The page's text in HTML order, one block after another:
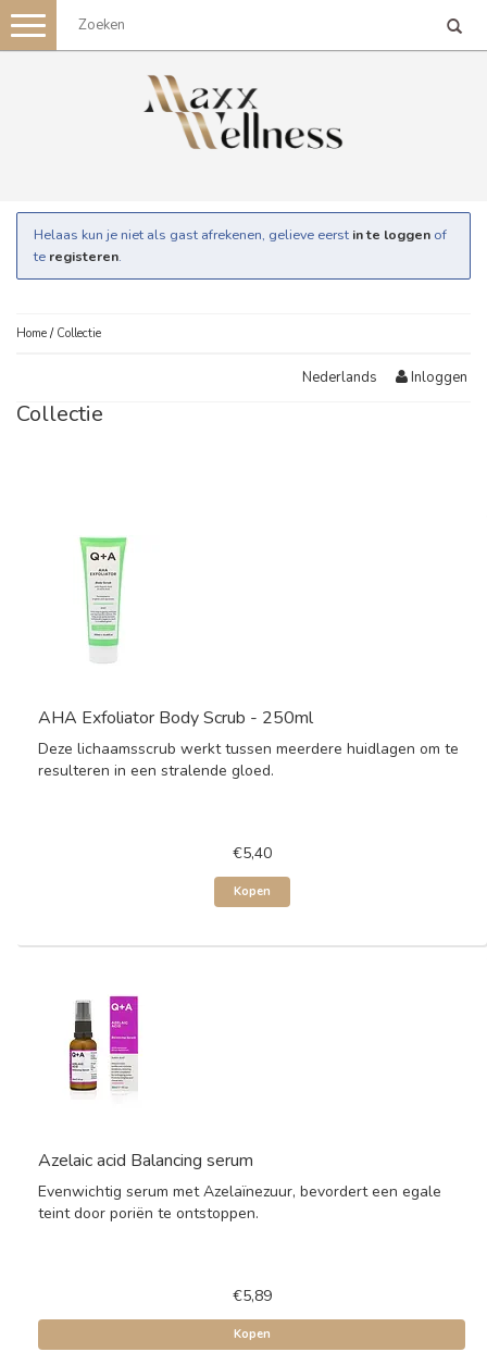
Toggle
navigation
Helaas kun je niet als gast afrekenen, gelieve eerst in te loggen of
te registeren.
Home / Collectie
Nederlands Inloggen
Collectie
AHA Exfoliator Body Scrub - 250ml
Deze lichaamsscrub werkt tussen meerdere huidlagen om te
resulteren in een stralende gloed.
€5,40
Kopen
Azelaic acid Balancing serum
Evenwichtig serum met Azelaïnezuur, bevordert een egale
teint door poriën te ontstoppen.
€5,89
Kopen